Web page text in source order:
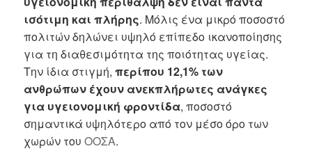
ισότιμη και πλήρης. Μόλις ένα μικρό ποσοστό
πολιτών δηλώνει υψηλό επίπεδο ικανοποίησης
για τη διαθεσιμότητα της ποιότητας υγείας.
Την ίδια στιγμή,περίπου 12,1% των
ανθρώπων έχουν ανεκπλήρωτες ανάγκες
για υγειονομική φροντίδα, ποσοστό
σημαντικά υψηλότερο από τον μέσο όρο των
χωρών τουΟΟΣΑ.